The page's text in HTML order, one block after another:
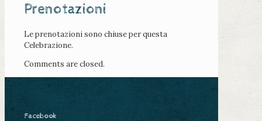
Prenotazioni
Le prenotazioni sono chiuse per questa
Celebrazione.
Comments are closed.
Facebook